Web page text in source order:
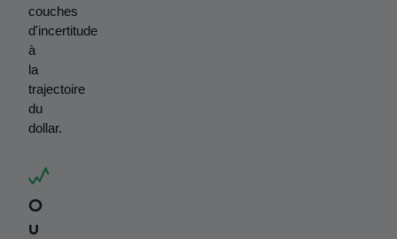
couches
d'incertitude
à
la
trajectoire
du
dollar.
O
u